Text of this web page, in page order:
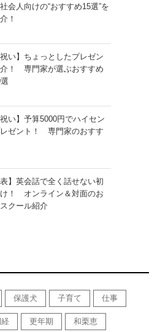
会人向けの“おすすめ15選”を
！
祝い】ちょっとしたプレゼン
介！ 専門家が選ぶおすすめ
祝い】予算5000円でハイセン
レゼント！ 専門家のおすす
表】英会話で全く話せない初
！ オンライン＆対面のお
クール紹介
保護犬 子育て 仕事
経 更年期 和栗恵